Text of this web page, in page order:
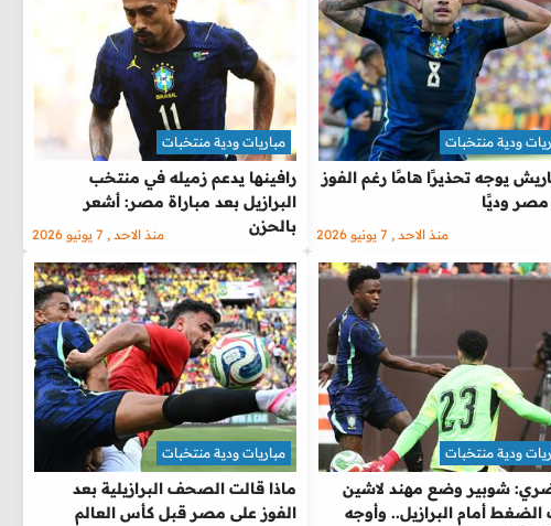
يوجه تحذيرًا هامًا رغم الفوز
وديًا
ودية منتخبات
منذ الاحد , 7 يونيو 2026
رافينها يدعم زميله في منتخب
البرازيل بعد مباراة مصر: أشعر
بالحزن
مباريات ودية منتخبات
منذ الاحد , 7 يونيو 2026
شوبير وضع مهند لاشين
أمام البرازيل.. وأوجه
ودية منتخبات
ماذا قالت الصحف البرازيلية بعد
الفوز على مصر قبل كأس العالم
مباريات ودية منتخبات